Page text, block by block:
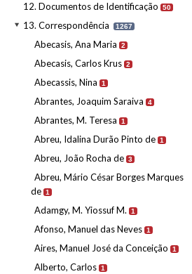
12. Documentos de Identificação 50
13. Correspondência 1267
Abecasis, Ana Maria 2
Abecasis, Carlos Krus 2
Abecassis, Nina 1
Abrantes, Joaquim Saraiva 4
Abrantes, M. Teresa 1
Abreu, Idalina Durão Pinto de 1
Abreu, João Rocha de 3
Abreu, Mário César Borges Marques
de 1
Adamgy, M. Yiossuf M. 1
Afonso, Manuel das Neves 1
Aires, Manuel José da Conceição 1
Alberto, Carlos 1